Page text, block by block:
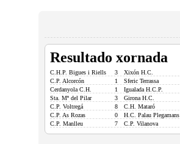
Resultado xornada
C.H.P. Bigues i Riells 3 Xixón H.C.
C.P. Alcorcón
1 Sferic Terrassa
Cerdanyola C.H.
1 Igualada H.C.P.
Sta. Mª del Pilar
3 Girona H.C.
C.P. Voltregá
8 C.H. Mataró
C.P. As Rozas
0 H.C. Palau Plegamans
C.P. Manlleu
7 C.P. Vilanova